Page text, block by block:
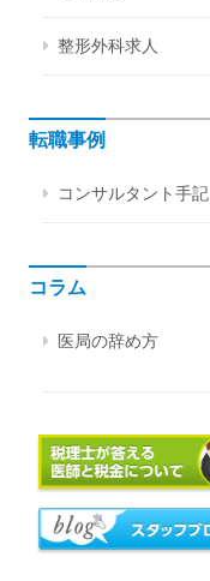
整形外科求人
転職事例
コンサルタント手記
コラム
医局の辞め方